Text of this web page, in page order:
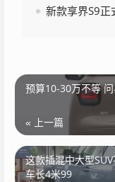
新款享界S9
预算10-30万不等
« 上一篇
这款插混中大型
车长4米99